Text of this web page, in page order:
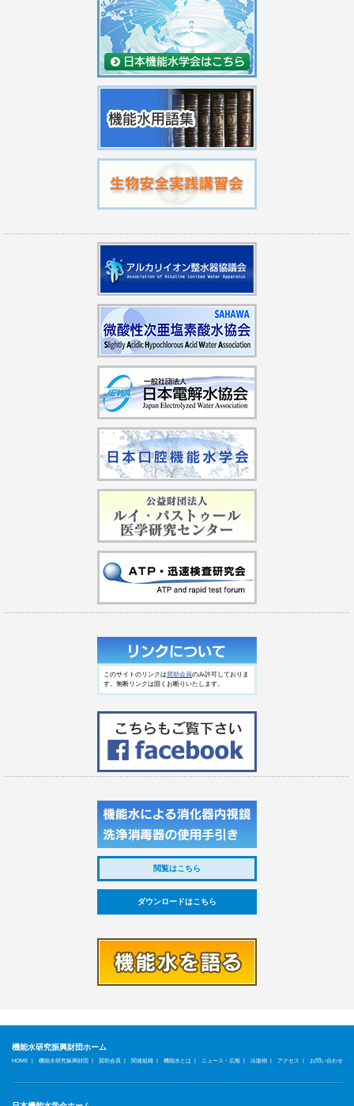
このサイトのリンクは賛助会員のみ許可しておりま
す。無断リンクは固くお断りいたします。
閲覧はこちら
ダウンロードはこちら
機能水研究振興財団ホーム
HOME| 機能水研究振興財団| 賛助会員 | 関連組織| 機能水とは| ニュース・広報 | 出版物| アクセス | お問い合わせ